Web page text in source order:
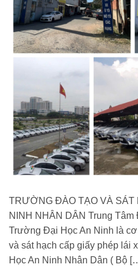
TRƯỜNG ĐÀO TẠO VÀ SÁT
NINH NHÂN DÂN Trung
Trường Đại Học An Ninh là
và sát hạch cấp giấy phép lái
Học An Ninh Nhân Dân ( Bộ